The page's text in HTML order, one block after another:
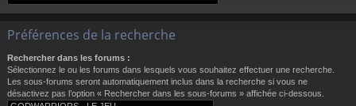
Préférences de la recherche
Rechercher dans les forums :
Sélectionnez le ou les forums dans lesquels vous souhaitez effectuer une recherche.
Les sous-forums seront automatiquement inclus dans la recherche si vous ne
désactivez pas l’option « Rechercher dans les sous-forums » affichée ci-dessous.